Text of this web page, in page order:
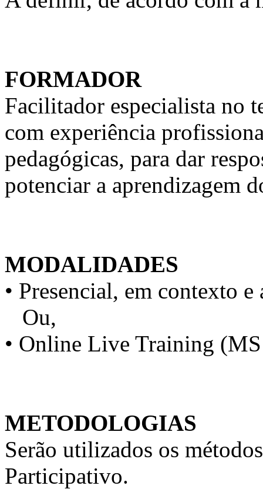
FORMADOR
Facilitador especialista no
com experiência
pedagógicas, para dar
potenciar a aprendizagem
MODALIDADES
• Presencial, em contexto
Ou,
• Online Live Training
METODOLOGIAS
Serão utilizados os
Participativo.